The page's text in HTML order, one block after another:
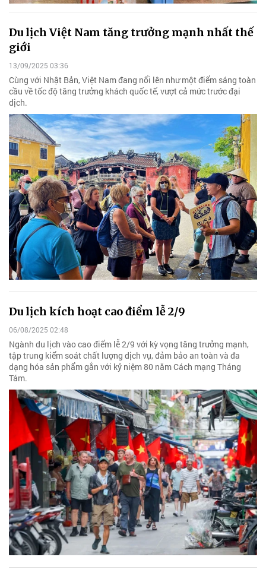
Du lịch Việt Nam tăng trưởng mạnh nhất thế
giới
13/09/2025 03:36
Cùng với Nhật Bản, Việt Nam đang nổi lên như một điểm sáng toàn
cầu về tốc độ tăng trưởng khách quốc tế, vượt cả mức trước đại
dịch.
Du lịch kích hoạt cao điểm lễ 2/9
06/08/2025 02:48
Ngành du lịch vào cao điểm lễ 2/9 với kỳ vọng tăng trưởng mạnh,
tập trung kiểm soát chất lượng dịch vụ, đảm bảo an toàn và đa
dạng hóa sản phẩm gắn với kỷ niệm 80 năm Cách mạng Tháng
Tám.